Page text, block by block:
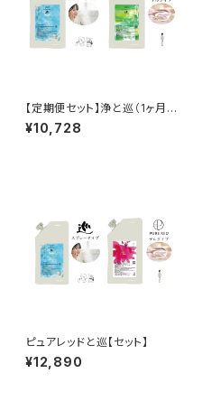
【定期便セット】浄と巡（1ヶ月毎
の届け）
¥10,728
ピュアレッドと巡【セット】
¥12,890